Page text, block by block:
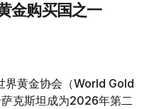
金购买国之一
界黄金协会（World Gold
克斯坦成为2026年第二